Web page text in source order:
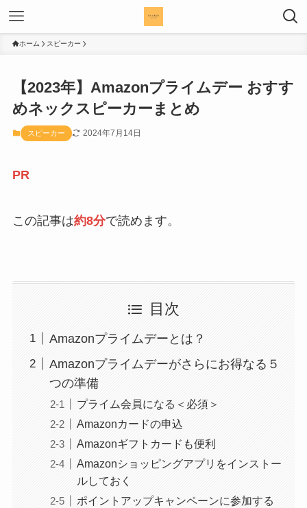
ホーム スピーカー
【2023年】Amazonプライムデー おすす
めネックスピーカーまとめ
スピーカー 2024年7月14日
PR
この記事は約8分で読めます。
目次
Amazonプライムデーとは？
Amazonプライムデーがさらにお得なる５
つの準備
プライム会員になる＜必須＞
Amazonカードの申込
Amazonギフトカードも便利
Amazonショッピングアプリをインストー
ルしておく
ポイントアップキャンペーンに参加する